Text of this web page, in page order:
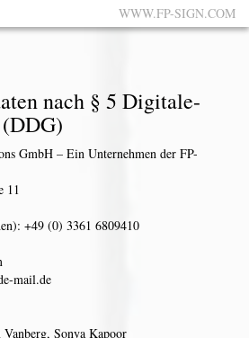
WWW.FP-SIGN.COM
nach § 5 Digitale-
GmbH – Ein Unternehmen der FP-
11
+49 (0) 3361 6809410
mail.de
Vanberg, Sonya Kapoor